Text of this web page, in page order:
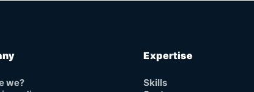
we?
Expertise
Skills